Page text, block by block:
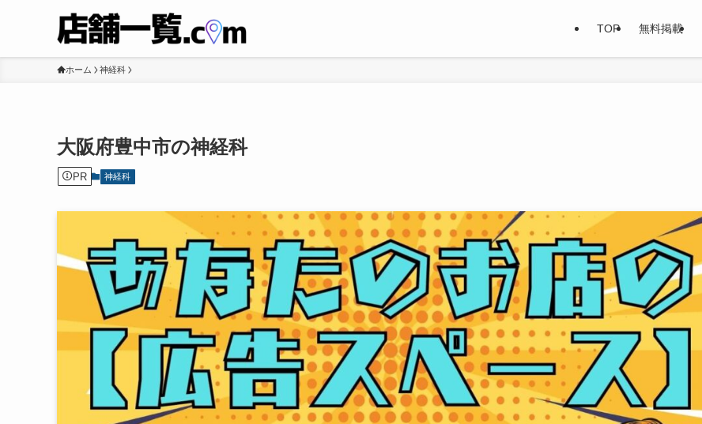
TOP 無料掲載
ホーム 神経科
大阪府豊中市の神経科
PR 神経科